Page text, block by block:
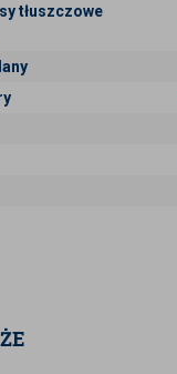
tłuszczowe